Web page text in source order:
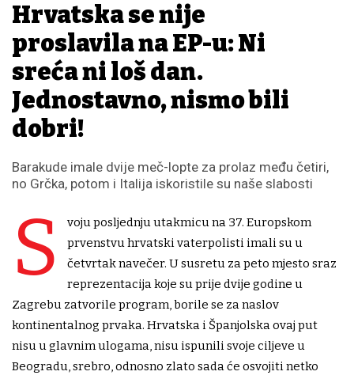
Hrvatska se nije
proslavila na EP-u: Ni
sreća ni loš dan.
Jednostavno, nismo bili
dobri!
Barakude imale dvije meč-lopte za prolaz među četiri,
no Grčka, potom i Italija iskoristile su naše slabosti
S
voju posljednju utakmicu na 37. Europskom
prvenstvu hrvatski vaterpolisti imali su u
četvrtak navečer. U susretu za peto mjesto sraz
reprezentacija koje su prije dvije godine u
Zagrebu zatvorile program, borile se za naslov
kontinentalnog prvaka. Hrvatska i Španjolska ovaj put
nisu u glavnim ulogama, nisu ispunili svoje ciljeve u
Beogradu, srebro, odnosno zlato sada će osvojiti netko